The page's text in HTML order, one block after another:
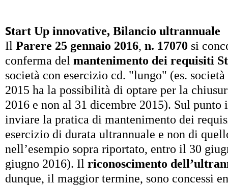
Start Up innovative, Bilancio ultrannuale
Il Parere 25 gennaio 2016, n. 17070 si
conferma del mantenimento dei requisiti
società con esercizio cd. "lungo" (es.
2015 ha la possibilità di optare per la
2016 e non al 31 dicembre 2015). Sul
inviare la pratica di mantenimento dei
esercizio di durata ultrannuale e non di
nell’esempio sopra riportato, entro il 30
giugno 2016). Il riconoscimento
dunque, il maggior termine, sono concessi